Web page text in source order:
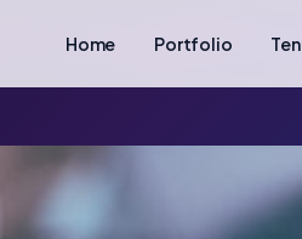
Home Portfolio